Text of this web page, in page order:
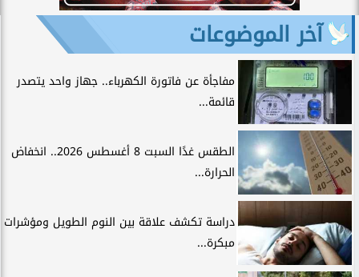
آخر الموضوعات
مفاجأة عن فاتورة الكهرباء.. جهاز واحد يتصدر
قائمة...
الطقس غدًا السبت 8 أغسطس 2026.. انخفاض
الحرارة...
دراسة تكشف علاقة بين النوم الطويل ومؤشرات
مبكرة...